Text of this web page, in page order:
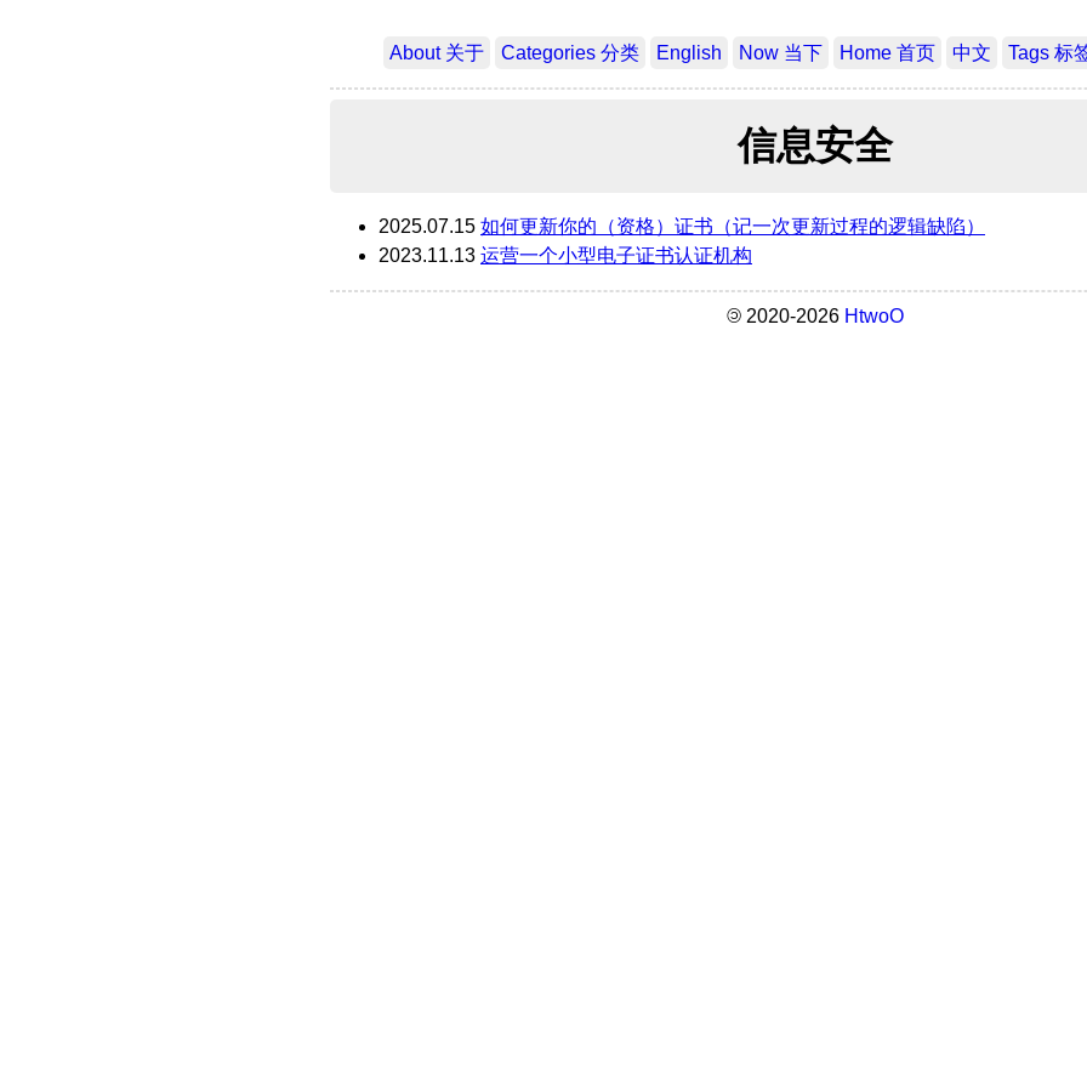
About 关于 Categories 分类 English Now 当下 Home 首页 中文 Tags 标
信息安全
2025.07.15 如何更新你的（资格）证书（记一次更新过程的逻辑缺陷）
2023.11.13 运营一个小型电子证书认证机构
© 2020-2026 HtwoO